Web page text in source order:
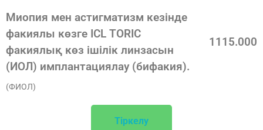
Миопия мен астигматизм кезінде
факиялы көзге ICL TORIC
факиялық көз ішілік линзасын
(ИОЛ) имплантациялау (бифакия).
1115.000
(ФИОЛ)
Тіркелу